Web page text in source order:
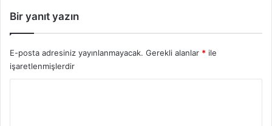
Bir yanıt yazın
E-posta adresiniz yayınlanmayacak. Gerekli alanlar * ile
işaretlenmişlerdir